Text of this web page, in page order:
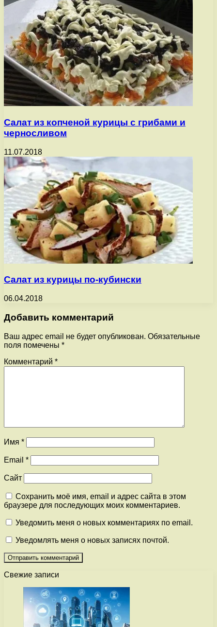
Салат из копченой курицы с грибами и
черносливом
11.07.2018
Салат из курицы по-кубински
06.04.2018
Добавить комментарий
Ваш адрес email не будет опубликован. Обязательные
поля помечены *
Комментарий *
Имя *
Email *
Сайт
Сохранить моё имя, email и адрес сайта в этом
браузере для последующих моих комментариев.
Уведомить меня о новых комментариях по email.
Уведомлять меня о новых записях почтой.
Свежие записи